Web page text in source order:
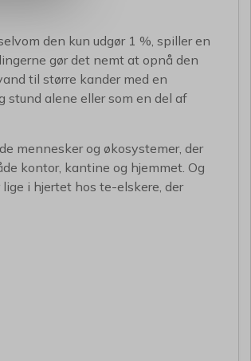
den kun udgør 1 %, spiller en
gør det nemt at opnå den
til større kander med en
alene eller som en del af
mennesker og økosystemer, der
kontor, kantine og hjemmet. Og
i hjertet hos te-elskere, der